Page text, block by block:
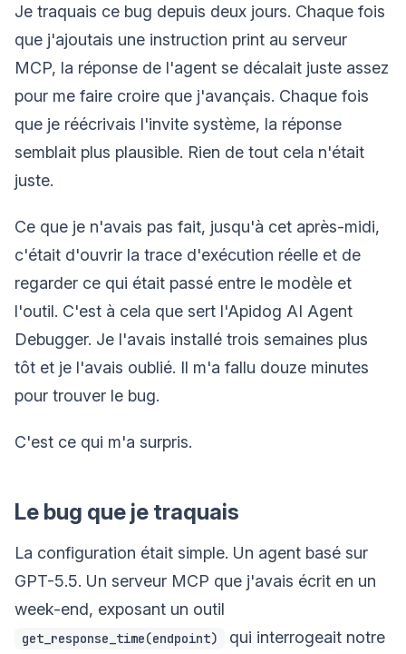
Je traquais ce bug depuis deux jours. Chaque fois
que j'ajoutais une instruction print au serveur
MCP, la réponse de l'agent se décalait juste assez
pour me faire croire que j'avançais. Chaque fois
que je réécrivais l'invite système, la réponse
semblait plus plausible. Rien de tout cela n'était
juste.
Ce que je n'avais pas fait, jusqu'à cet après-midi,
c'était d'ouvrir la trace d'exécution réelle et de
regarder ce qui était passé entre le modèle et
l'outil. C'est à cela que sert l'Apidog AI Agent
Debugger. Je l'avais installé trois semaines plus
tôt et je l'avais oublié. Il m'a fallu douze minutes
pour trouver le bug.
C'est ce qui m'a surpris.
Le bug que je traquais
La configuration était simple. Un agent basé sur
GPT-5.5. Un serveur MCP que j'avais écrit en un
week-end, exposant un outil
get_response_time(endpoint)
qui interrogeait notre